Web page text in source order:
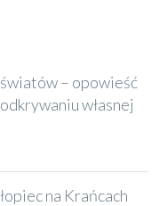
– opowieść
własnej
na Krańcach